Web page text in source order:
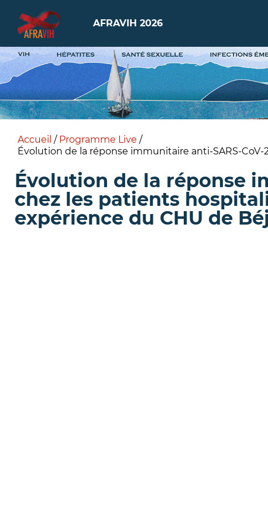
AFRAVIH 2026
Accueil / Programme Live /
Évolution de la réponse immunitaire anti-SARS-
Évolution de la réponse
chez les patients
expérience du CHU de